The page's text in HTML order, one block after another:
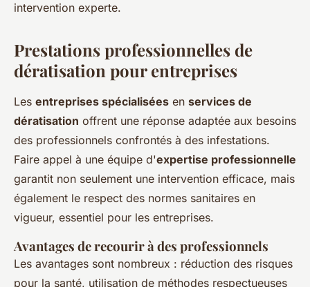
intervention experte.
Prestations professionnelles de
dératisation pour entreprises
Les entreprises spécialisées en services de
dératisation offrent une réponse adaptée aux besoins
des professionnels confrontés à des infestations.
Faire appel à une équipe d'expertise professionnelle
garantit non seulement une intervention efficace, mais
également le respect des normes sanitaires en
vigueur, essentiel pour les entreprises.
Avantages de recourir à des professionnels
Les avantages sont nombreux : réduction des risques
pour la santé, utilisation de méthodes respectueuses